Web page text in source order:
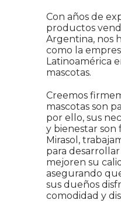
Con años de
productos
Argentina, nos
como la
Latinoamérica
mascotas.
Creemos
mascotas son
por ello, sus
y bienestar son
Mirasol,
para
mejoren su
asegurando
sus dueños
comodidad y